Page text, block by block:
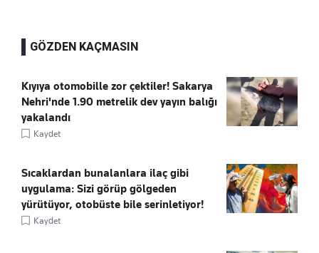
GÖZDEN KAÇMASIN
Kıyıya otomobille zor çektiler! Sakarya
Nehri'nde 1.90 metrelik dev yayın balığı
yakalandı
Kaydet
Sıcaklardan bunalanlara ilaç gibi
uygulama: Sizi görüp gölgeden
yürütüyor, otobüste bile serinletiyor!
Kaydet